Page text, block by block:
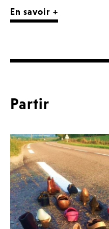
En savoir +
Partir